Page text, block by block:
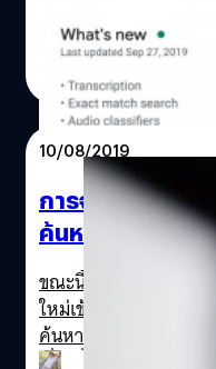
อัตโนมัติและการค้น
คุณจะเห็นว่าหน้าการ
Store ได้มีปุ่มให้เลือ
ปดังแสดงในรูปด้าน
ถอดข้อความจากเสียง
ค้นหาคำ ดนตรี และเ
Works offline สั่งบันทึ
โดยไม่เชื่อมต่ออินเทอ
เสียงโดย Xda-
ความแม่นยำในการถ
ข้อความได้ถูกต้อง
ต่าง ๆ ถูกต้องเกือบทั้
บนแล้วสั่ง…
ศิลา วงศ์เจริญ| 2501 days
10/08/2019
การจัดทำดัชนีใน
ค้นหาข้อมูลจะไม่
ขณะนี้ Google ได้พบ
ใหม่เข้ามาในอินเทอร์
ค้นหาข้อมูลที่หัวข้อเกี่